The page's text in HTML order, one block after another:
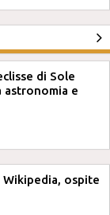
di Sole
astronomia e
ospite